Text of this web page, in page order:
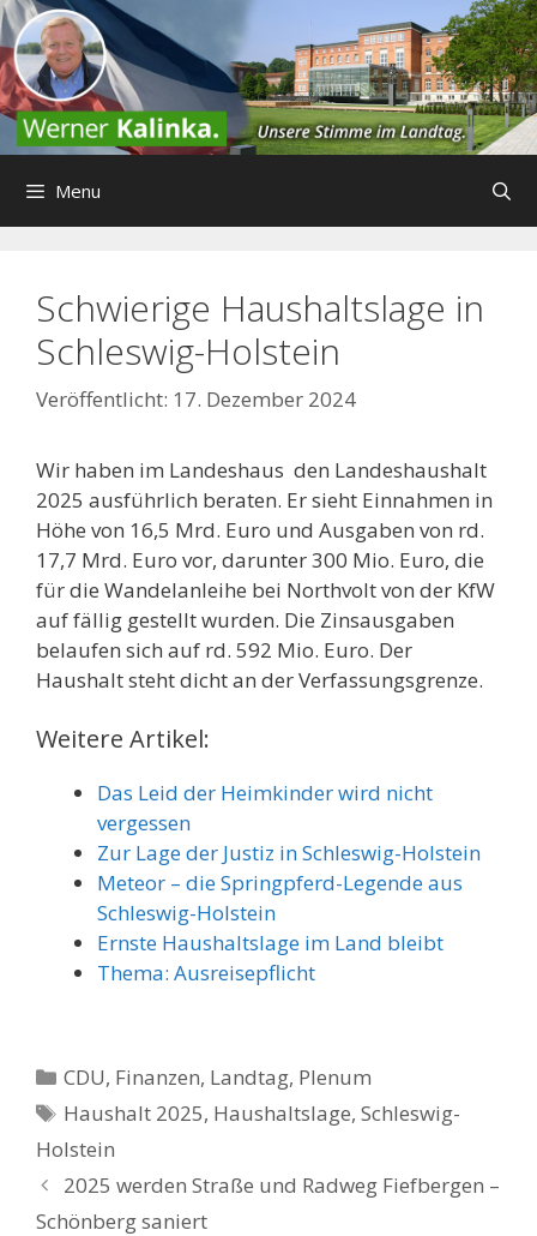
Zum
Inhalt
springen
Menu
Schwierige Haushaltslage in
Schleswig-Holstein
17. Dezember 2024
Wir haben im Landeshaus den Landeshaushalt
2025 ausführlich beraten. Er sieht Einnahmen in
Höhe von 16,5 Mrd. Euro und Ausgaben von rd.
17,7 Mrd. Euro vor, darunter 300 Mio. Euro, die
für die Wandelanleihe bei Northvolt von der KfW
auf fällig gestellt wurden. Die Zinsausgaben
belaufen sich auf rd. 592 Mio. Euro. Der
Haushalt steht dicht an der Verfassungsgrenze.
Weitere Artikel:
Das Leid der Heimkinder wird nicht
vergessen
Zur Lage der Justiz in Schleswig-Holstein
Meteor – die Springpferd-Legende aus
Schleswig-Holstein
Ernste Haushaltslage im Land bleibt
Thema: Ausreisepflicht
Kategorien
CDU, Finanzen, Landtag, Plenum
Schlagwörter
Haushalt 2025, Haushaltslage,Schleswig-
Holstein
2025 werden Straße und Radweg Fiefbergen –
Schönberg saniert